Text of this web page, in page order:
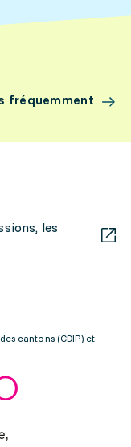
fréquemment
les
cantons (CDIP) et